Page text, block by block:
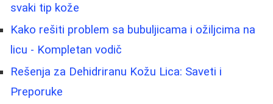
svaki tip kože
Kako rešiti problem sa bubuljicama i ožiljcima na
licu - Kompletan vodič
Rešenja za Dehidriranu Kožu Lica: Saveti i
Preporuke